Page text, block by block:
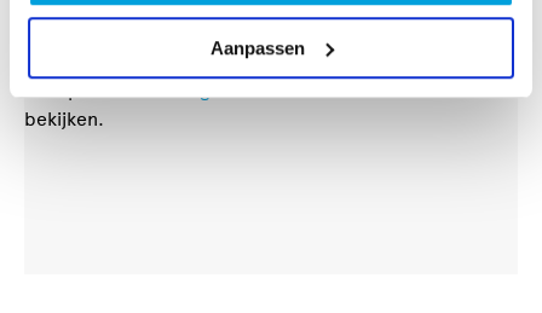
Aanpassen
bekijken.